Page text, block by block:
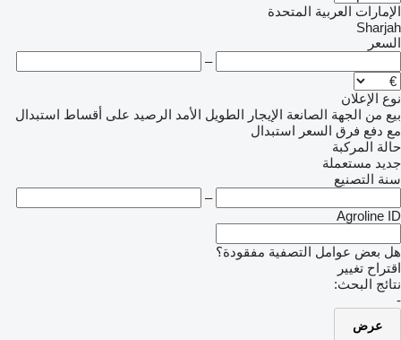
الإمارات العربية المتحدة
Sharjah
السعر
–
نوع الإعلان
بيع من الجهة الصانعة الإيجار الطويل الأمد الرصيد على أقساط استبدال
مع دفع فرق السعر استبدال
حالة المركبة
جديد مستعملة
سنة التصنيع
–
Agroline ID
هل بعض عوامل التصفية مفقودة؟
اقتراح تغيير
نتائج البحث:
-
عرض